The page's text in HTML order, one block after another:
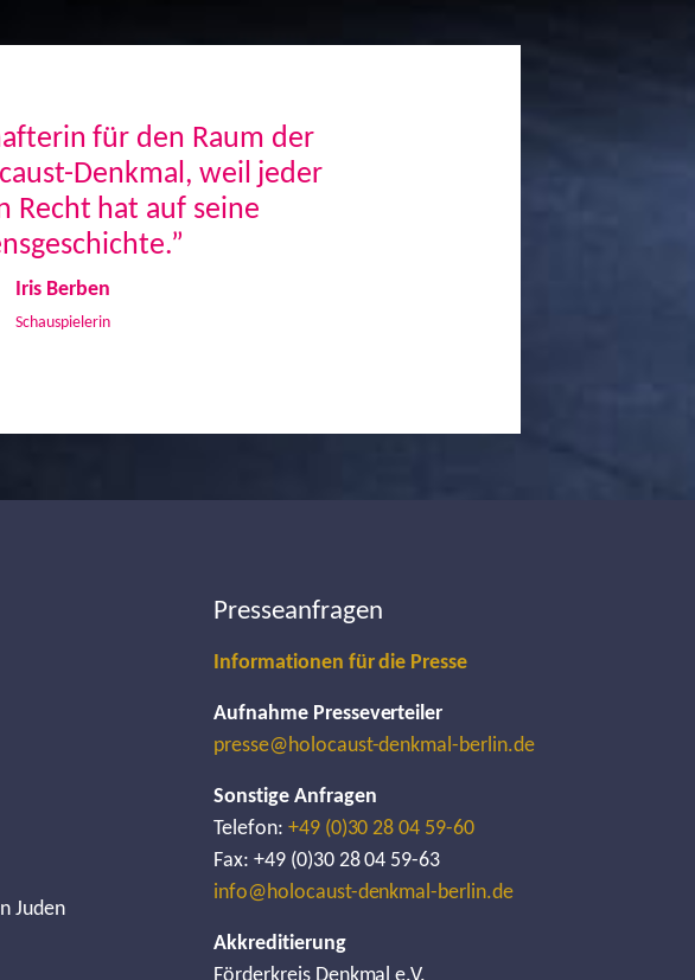
für den Raum der
Denkmal, weil jeder
Recht hat auf seine
Iris Berben
Schauspielerin
Juden
Presseanfragen
Informationen für die Presse
Aufnahme Presseverteiler
presse@holocaust-denkmal-berlin.de
Sonstige Anfragen
Telefon: +49 (0)30 28 04 59-60
Fax: +49 (0)30 28 04 59-63
info@holocaust-denkmal-berlin.de
Akkreditierung